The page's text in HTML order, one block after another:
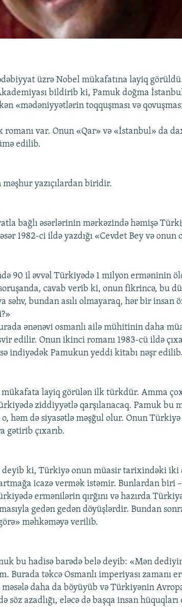
üzrə Nobel mükafatına layiq
bildirib ki, Pamuk doğma
«mədəniyyətlərin toqquşması və
romanı var. Onun «Qar» və «İstanbul» da
edilib.
yazıçılardan biridir.
bağlı əsərlərinin mərkəzində həmişə
1982-ci ildə yazdığı «Cevdet Bey və onun
90 il əvvəl Türkiyədə 1 milyon erməninin
cavab verib ki, onun fikrincə, bu
səhv, bundan asılı olmayaraq, hər bir insan
ənənəvi osmanlı ailə mühitinin daha
edilir. Onun ikinci romanı 1983-cü ildə
indiyədək Pamukun yeddi kitabı nəşr edilib.
layiq görülən ilk türkdür. Amma
ziddiyyətlə qarşılanacaq. Pamuk bu
həm də siyasətlə məşğul olur. Onun
gətirib çıxarıb.
deyib ki, Türkiyə onun müasir tarixindəki iki
icazə vermək istəmir. Bunlardan biri
ermənilərin qırğını və hazırda
gedən gedən döyüşlərdir. Bundan
məhkəməyə verilib.
bu hadisə barədə belə deyib: «Mən
Burada təkcə Osmanlı imperiyası zamanı
məsələ daha da böyüyüb və Türkiyənin
söz azadlığı, eləcə də başqa insan hüquqları